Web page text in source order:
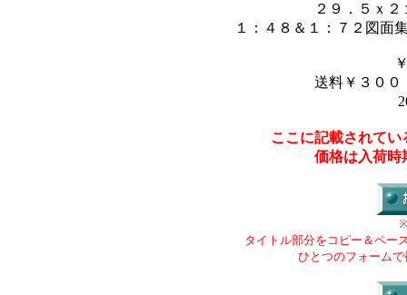
２９．５ｘ
１：４８＆１：７２図面
送料￥３００
ここに記載されて
価格は入荷時
タイトル部分をコピー＆ペー
ひとつのフォーム